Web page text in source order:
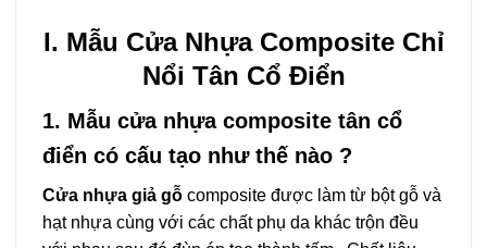
I. Mẫu Cửa Nhựa Composite Chỉ
Nổi Tân Cổ Điển
1. Mẫu cửa nhựa composite tân cổ
điển có cấu tạo như thế nào ?
Cửa nhựa giả gỗ composite được làm từ bột gỗ và
hạt nhựa cùng với các chất phụ da khác trộn đều